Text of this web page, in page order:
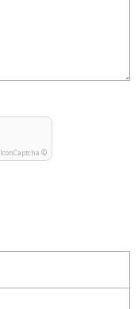
IconCaptcha ©